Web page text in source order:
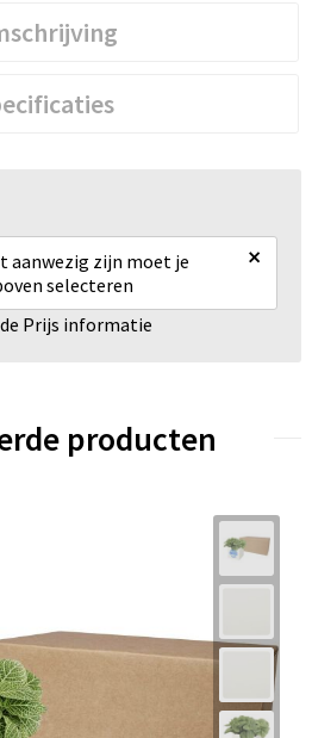
aanwezig zijn moet je
selecteren
×
Prijs informatie
producten